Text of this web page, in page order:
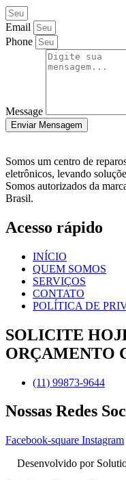
Email
Phone
Message
Enviar Mensagem
Somos um centro de
eletrônicos, levando
Somos autorizados da
Brasil.
Acesso rápido
INÍCIO
QUEM SOMOS
SERVIÇOS
CONTATO
POLÍTICA DE
SOLICITE
ORÇAMENTO
(11) 99873-9644
Nossas Redes
Facebook-square Instagram
Desenvolvido por